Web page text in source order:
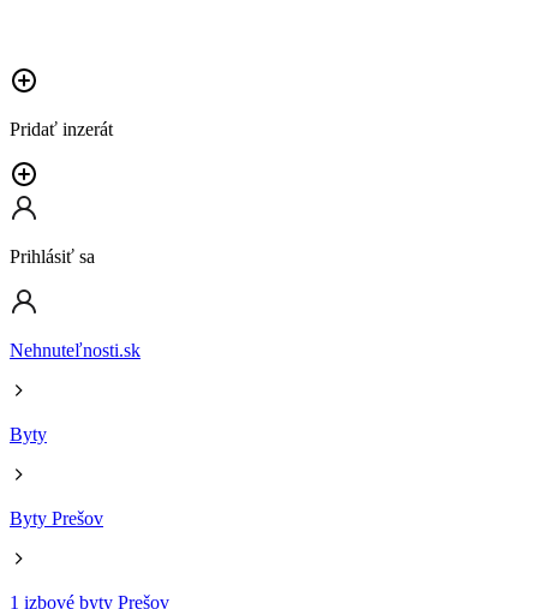
Pridať inzerát
Prihlásiť sa
Nehnuteľnosti.sk
Byty
Byty Prešov
1 izbové byty Prešov